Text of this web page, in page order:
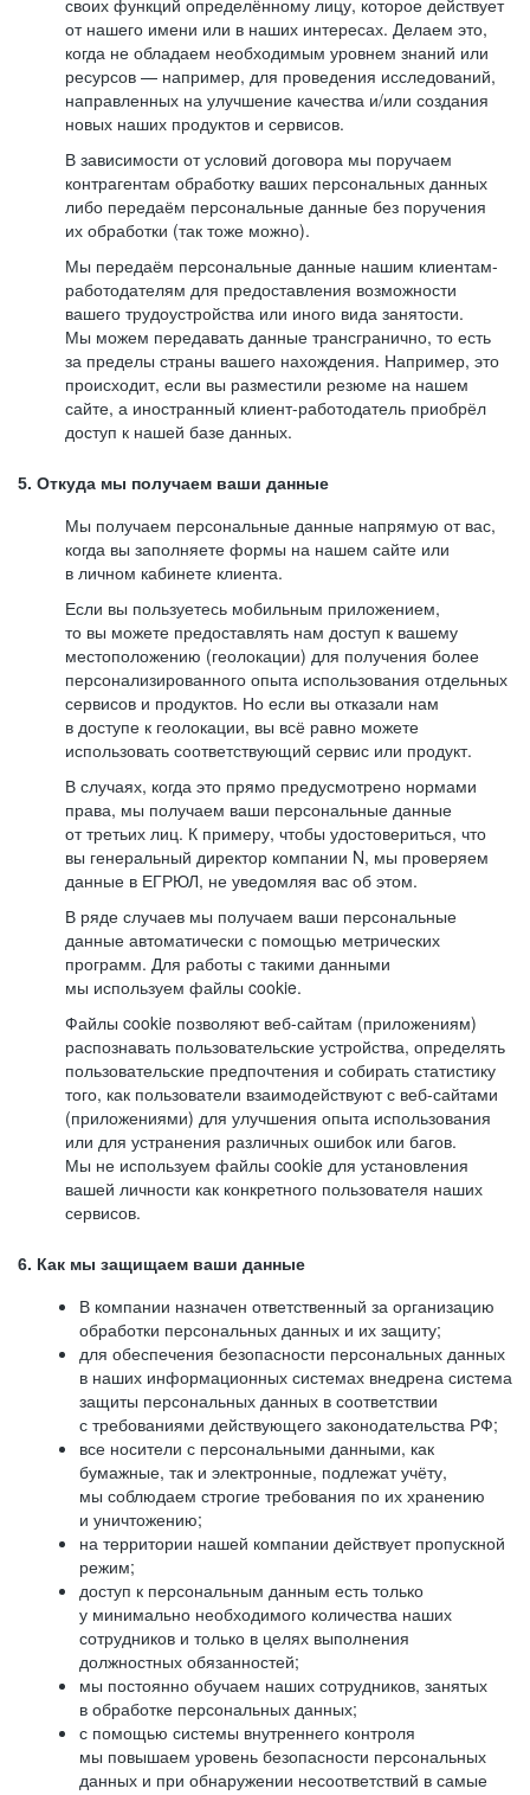
своих функций определённому лицу, которое действует
от нашего имени или в наших интересах. Делаем это,
когда не обладаем необходимым уровнем знаний или
ресурсов — например, для проведения исследований,
направленных на улучшение качества и/или создания
новых наших продуктов и сервисов.
В зависимости от условий договора мы поручаем
контрагентам обработку ваших персональных данных
либо передаём персональные данные без поручения
их обработки (так тоже можно).
Мы передаём персональные данные нашим клиентам-
работодателям для предоставления возможности
вашего трудоустройства или иного вида занятости.
Мы можем передавать данные трансгранично, то есть
за пределы страны вашего нахождения. Например, это
происходит, если вы разместили резюме на нашем
сайте, а иностранный клиент-работодатель приобрёл
доступ к нашей базе данных.
5. Откуда мы получаем ваши данные
Мы получаем персональные данные напрямую от вас,
когда вы заполняете формы на нашем сайте или
в личном кабинете клиента.
Если вы пользуетесь мобильным приложением,
то вы можете предоставлять нам доступ к вашему
местоположению (геолокации) для получения более
персонализированного опыта использования отдельных
сервисов и продуктов. Но если вы отказали нам
в доступе к геолокации, вы всё равно можете
использовать соответствующий сервис или продукт.
В случаях, когда это прямо предусмотрено нормами
права, мы получаем ваши персональные данные
от третьих лиц. К примеру, чтобы удостовериться, что
вы генеральный директор компании N, мы проверяем
данные в ЕГРЮЛ, не уведомляя вас об этом.
В ряде случаев мы получаем ваши персональные
данные автоматически с помощью метрических
программ. Для работы с такими данными
мы используем файлы cookie.
Файлы cookie позволяют веб-сайтам (приложениям)
распознавать пользовательские устройства, определять
пользовательские предпочтения и собирать статистику
того, как пользователи взаимодействуют с веб-сайтами
(приложениями) для улучшения опыта использования
или для устранения различных ошибок или багов.
Мы не используем файлы cookie для установления
вашей личности как конкретного пользователя наших
сервисов.
6. Как мы защищаем ваши данные
В компании назначен ответственный за организацию
обработки персональных данных и их защиту;
для обеспечения безопасности персональных данных
в наших информационных системах внедрена система
защиты персональных данных в соответствии
с требованиями действующего законодательства РФ;
все носители с персональными данными, как
бумажные, так и электронные, подлежат учёту,
мы соблюдаем строгие требования по их хранению
и уничтожению;
на территории нашей компании действует пропускной
режим;
доступ к персональным данным есть только
у минимально необходимого количества наших
сотрудников и только в целях выполнения
должностных обязанностей;
мы постоянно обучаем наших сотрудников, занятых
в обработке персональных данных;
с помощью системы внутреннего контроля
мы повышаем уровень безопасности персональных
данных и при обнаружении несоответствий в самые